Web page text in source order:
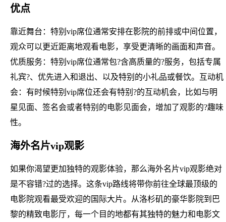
优点
靠近舞台：特别vip席位通常安排在影院的前排或中间位置，
观众可以更近距离地观看电影，享受更清晰的画面和声音。
优质服务：特别vip席位通常包?含高质量的?服务，包括专属
礼宾?、优先进入和退出、以及特别的小礼品或餐饮。互动机
会：有时候特别vip席位还会有特别?的互动机会，比如与明
星见面、签名会或者特别的电影见面会，增加了观影的?趣味
性。
海外名片vip观影
如果你渴望更加独特的观影体验，那么海外名片vip观影绝对
是不容错?过的选择。这条vip路线将带你前往全球最顶级的
电影院观看最受欢迎的国际大片。从洛杉矶的豪华影院到巴
黎的精致电影厅，每一个目的地都有其独特的魅力和电影文